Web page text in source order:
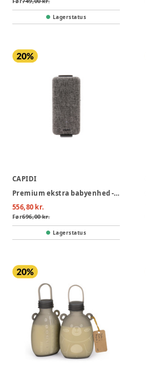
Lagerstatus
CAPIDI
Premium ekstra babyenhed - grå
556,80 kr.
Før696,00 kr.
Lagerstatus